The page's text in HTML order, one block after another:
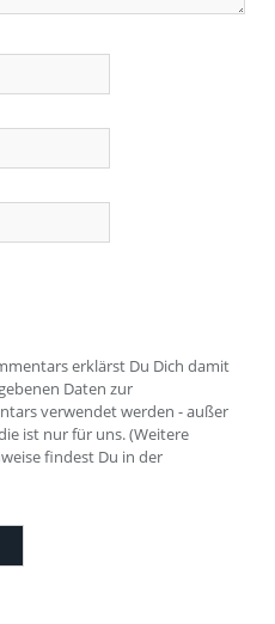
erklärst Du Dich damit
Daten zur
verwendet werden - außer
ist nur für uns. (Weitere
findest Du in der